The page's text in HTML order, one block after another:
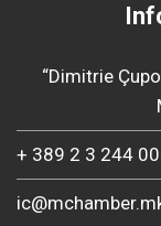
“Dimitrie
+ 389 2 3 244